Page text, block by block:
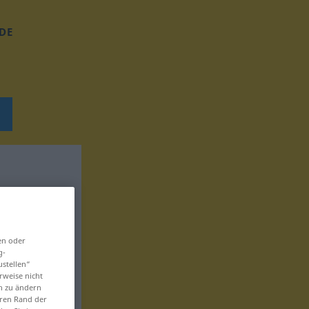
DE
oder
nicht
zu ändern
Rand der